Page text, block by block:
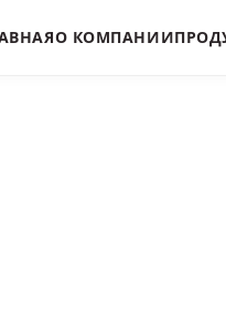
О КОМПАНИИ